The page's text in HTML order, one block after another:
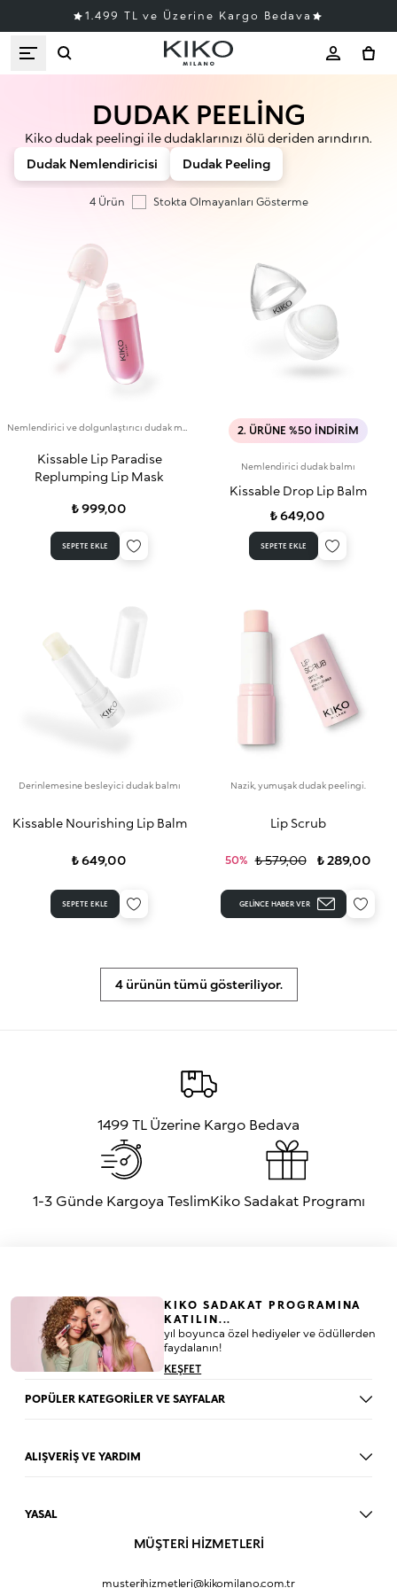
1.499 TL ve Üzerine Kargo Bedava
DUDAK PEELING
Kiko dudak peelingi ile dudaklarınızı ölü deriden arındırın.
Dudak Nemlendiricisi
Dudak Peeling
4 Ürün Stokta Olmayanları Gösterme
Kissable Lip Paradise
Replumping Lip Mask
₺ 999,00
SEPETE EKLE
2. ÜRÜNE %50 İNDIRIM
Nemlendirici dudak balmı
Kissable Drop Lip Balm
₺ 649,00
SEPETE EKLE
Derinlemesine besleyici dudak balmı
Kissable Nourishing Lip Balm
₺ 649,00
SEPETE EKLE
Nazik, yumuşak dudak peelingi.
Lip Scrub
50% ₺ 579,00 ₺ 289,00
GELINCE HABER VER
4 ürünün tümü gösteriliyor.
1499 TL Üzerine Kargo Bedava
1-3 Günde Kargoya TeslimKiko Sadakat Programı
KIKO SADAKAT PROGRAMINA
KATILIN...
yıl boyunca özel hediyeler ve ödüllerden
faydalanın!
KEŞFET
POPÜLER KATEGORİLER VE SAYFALAR
Göz Farı
Allık
ALIŞVERİŞ VE YARDIM
YASAL
Mesafeli Satış Sözleşmesi
MÜŞTERİ HİZMETLERİ
musterihizmetleri@kikomilano.com.tr